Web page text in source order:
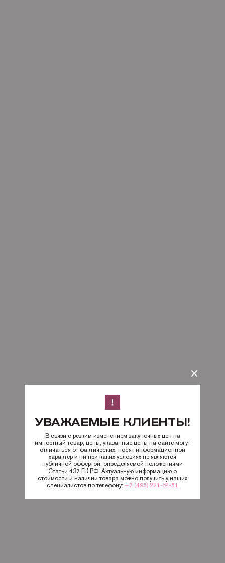
УВАЖАЕМЫЕ КЛИЕНТЫ!
В связи с резким изменением закупочных цен на
импортный товар, цены, указанные цены на сайте могут
отличаться от фактических, носят информационной
характер и ни при каких условиях не являются
публичной оффертой, определяемой положениями
Статьи 437 ГК РФ. Актуальную информацию о
стоимости и наличии товара можно получить у наших
специалистов по телефону: +7 (495) 221-64-51